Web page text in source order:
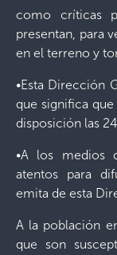
como críticas
presentan, para
en el terreno y
•Esta Dirección
que significa
disposición las
•A los medios
atentos para
emita de esta
A la población
que son